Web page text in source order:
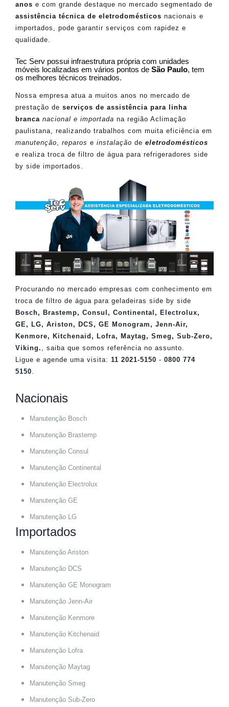
anos e com grande destaque no mercado segmentado de
assistência técnica de eletrodomésticos nacionais e
importados, pode garantir serviços com rapidez e
qualidade.
Tec Serv possui infraestrutura própria com unidades
móveis localizadas em vários pontos de São Paulo, tem
os melhores técnicos treinados.
Nossa empresa atua a muitos anos no mercado de
prestação de serviços de assistência para linha
branca nacional e importada na região Aclimação
paulistana, realizando trabalhos com muita eficiência em
manutenção
reparos e instalação de eletrodomésticos
e realiza troca de filtro de água para refrigeradores side
by side importados.
Procurando no mercado empresas com conhecimento em
troca de filtro de água para geladeiras side by side
Bosch, Brastemp, Consul , Continental , Electrolux,
GE, LG, Ariston, DCS , GE Monogram , Jenn-Air,
Kenmore, Kitchenaid , Lofra, Maytag , Smeg , Sub-Zero,
Viking. , saiba que somos referência no assunto.
Ligue e agende uma visita: 11 2021-5150 - 0800 774
5150.
Nacionais
Manutenção Bosch
Manutenção Brastemp
Manutenção Consul
Manutenção Continental
Manutenção Electrolux
Manutenção GE
Manutenção LG
Importados
Manutenção Ariston
Manutenção DCS
Manutenção GE Monogram
Manutenção Jenn-Air
Manutenção Kenmore
Manutenção Kitchenaid
Manutenção Lofra
Manutenção Maytag
Manutenção Smeg
Manutenção Sub-Zero